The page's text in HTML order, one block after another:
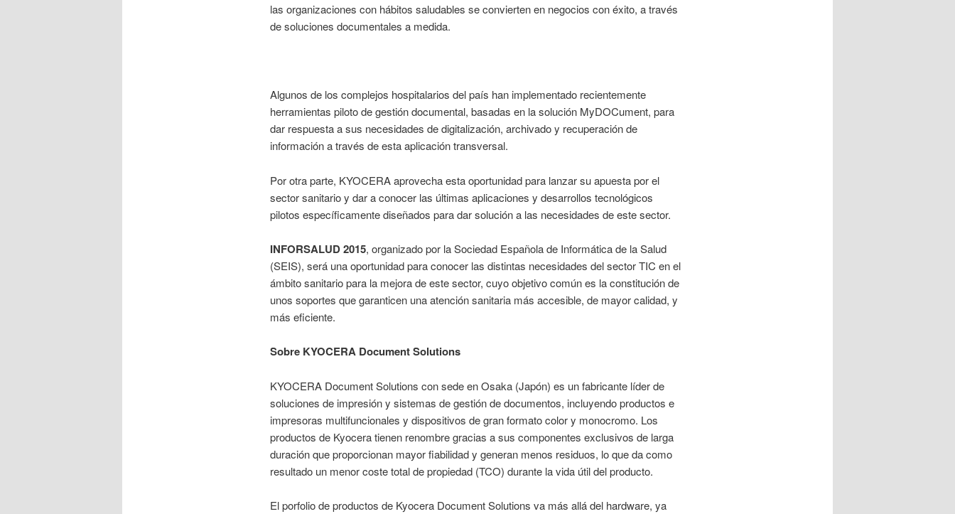
las organizaciones con hábitos saludables se convierten en negocios con éxito, a través
de soluciones documentales a medida.
Algunos de los complejos hospitalarios del país han implementado recientemente
herramientas piloto de gestión documental, basadas en la solución MyDOCument, para
dar respuesta a sus necesidades de digitalización, archivado y recuperación de
información a través de esta aplicación transversal.
Por otra parte, KYOCERA aprovecha esta oportunidad para lanzar su apuesta por el
sector sanitario y dar a conocer las últimas aplicaciones y desarrollos tecnológicos
pilotos específicamente diseñados para dar solución a las necesidades de este sector.
INFORSALUD 2015, organizado por la Sociedad Española de Informática de la Salud
(SEIS), será una oportunidad para conocer las distintas necesidades del sector TIC en el
ámbito sanitario para la mejora de este sector, cuyo objetivo común es la constitución de
unos soportes que garanticen una atención sanitaria más accesible, de mayor calidad, y
más eficiente.
Sobre KYOCERA DocumentSolutions
KYOCERA Document Solutions con sede en Osaka (Japón) es un fabricante líder de
soluciones de impresión y sistemas de gestión de documentos, incluyendo productos e
impresoras multifuncionales y dispositivos de gran formato color y monocromo. Los
productos de Kyocera tienen renombre gracias a sus componentes exclusivos de larga
duración que proporcionan mayor fiabilidad y generan menos residuos, lo que da como
resultado un menor coste total de propiedad (TCO) durante la vida útil del producto.
El porfolio de productos de Kyocera Document Solutions va más allá del hardware, ya